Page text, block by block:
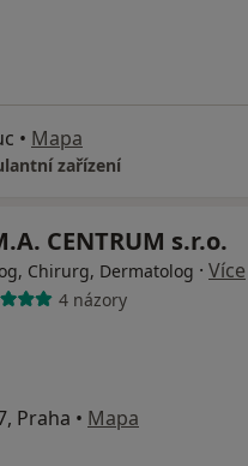
• Mapa
zařízení
CENTRUM s.r.o.
Chirurg, Dermatolog · Více
4 názory
Praha • Mapa